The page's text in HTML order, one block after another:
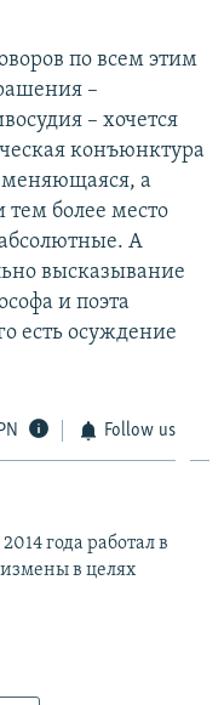
по всем этим
–
– хочется
конъюнктура
меняющаяся, а
тем более место
А
высказывание
и поэта
есть осуждение
Follow us
года работал в
в целях